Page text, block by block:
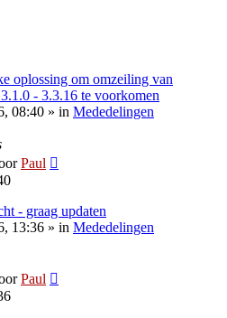
oplossing om omzeiling van
- 3.3.16 te voorkomen
08:40 » in Mededelingen
Paul
- graag updaten
13:36 » in Mededelingen
Paul